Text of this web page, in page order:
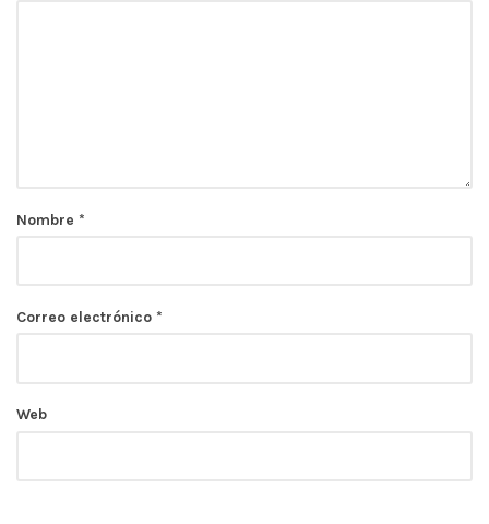
Nombre *
Correo electrónico *
Web